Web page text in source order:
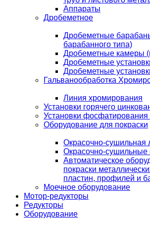
Аппараты
Дробеметное
Дробеметные
барабанного типа)
Дробеметные камеры
Дробеметные
Дробеметные
Гальванообработка
Линия хромирования
Установки горячего
Установки фосфатирования
Оборудование для покраски
Окрасочно-сушильная
Окрасочно-сушильные
Автоматическое
покраски
пластин, профилей и
Моечное оборудование
Мотор-редукторы
Редукторы
Оборудование